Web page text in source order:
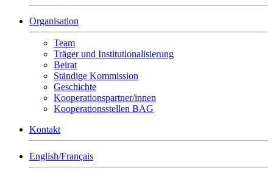
Organisation
Team
Träger und Institutionalisierung
Beirat
Ständige Kommission
Geschichte
Kooperationspartner/innen
Kooperationsstellen BAG
Kontakt
English/Français